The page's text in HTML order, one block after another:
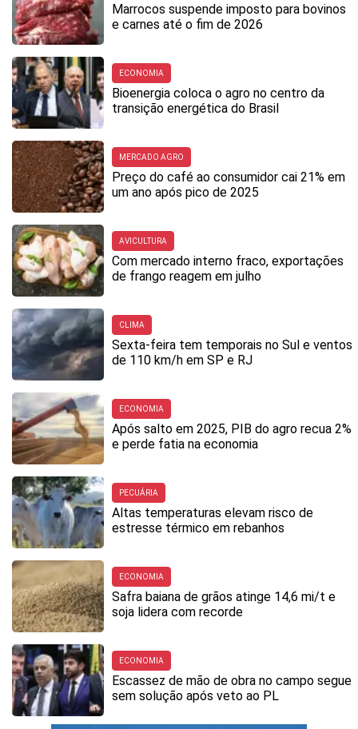
Marrocos suspende imposto para bovinos
e carnes até o fim de 2026
ECONOMIA
Bioenergia coloca o agro no centro da
transição energética do Brasil
MERCADO AGRO
Preço do café ao consumidor cai 21% em
um ano após pico de 2025
AVICULTURA
Com mercado interno fraco, exportações
de frango reagem em julho
CLIMA
Sexta-feira tem temporais no Sul e ventos
de 110 km/h em SP e RJ
ECONOMIA
Após salto em 2025, PIB do agro recua 2%
e perde fatia na economia
PECUÁRIA
Altas temperaturas elevam risco de
estresse térmico em rebanhos
ECONOMIA
Safra baiana de grãos atinge 14,6 mi/t e
soja lidera com recorde
ECONOMIA
Escassez de mão de obra no campo segue
sem solução após veto ao PL